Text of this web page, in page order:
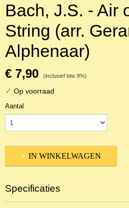
Bach, J.S. - Air
String (arr.
Alphenaar)
€ 7,90 (inclusief btw 9%)
✓ Op voorraad
Aantal
IN WINKELWAGEN
Specificaties